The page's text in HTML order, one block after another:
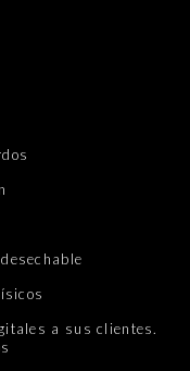
a sus clientes.